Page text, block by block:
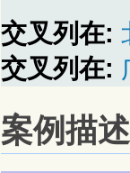
交叉列在:
交叉列在:
案例描